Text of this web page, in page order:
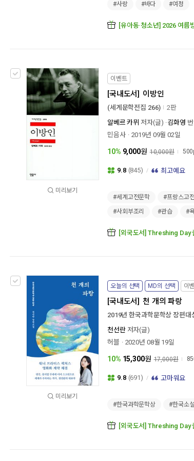
#사랑
#바다 #여정
[유아동·청소년] 2026 여름
미리보기
이벤트
[국내도서] 이방인
(세계문학전집 266)
2판
알베르 카뮈 저자(글) 김화영
민음사
2019년 09월 02일
10% 9,000원 10,000원
9.8 (845) 최고예요
#세계고전문학 #프랑스고전
#사회부조리
#관습 #
[외국도서] Threshing Day
미리보기
오늘의 선택 MD의 선택 이
[국내도서] 천 개의 파랑
2019년 한국과학문학상 장편대
천선란 저자(글)
허블
2020년 08월 19일
10% 15,300원 17,000원
9.8 (691) 고마워요
#한국과학문학상 #한국소설
[외국도서] Threshing Day